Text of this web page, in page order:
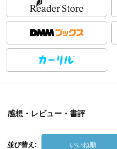
感想・レビュー・書評
並び替え: いいね順